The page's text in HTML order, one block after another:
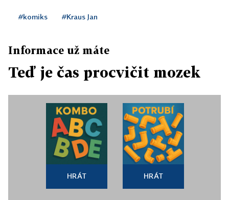
#komiks #Kraus Jan
Informace už máte
Teď je čas procvičit mozek
HRÁT HRÁT